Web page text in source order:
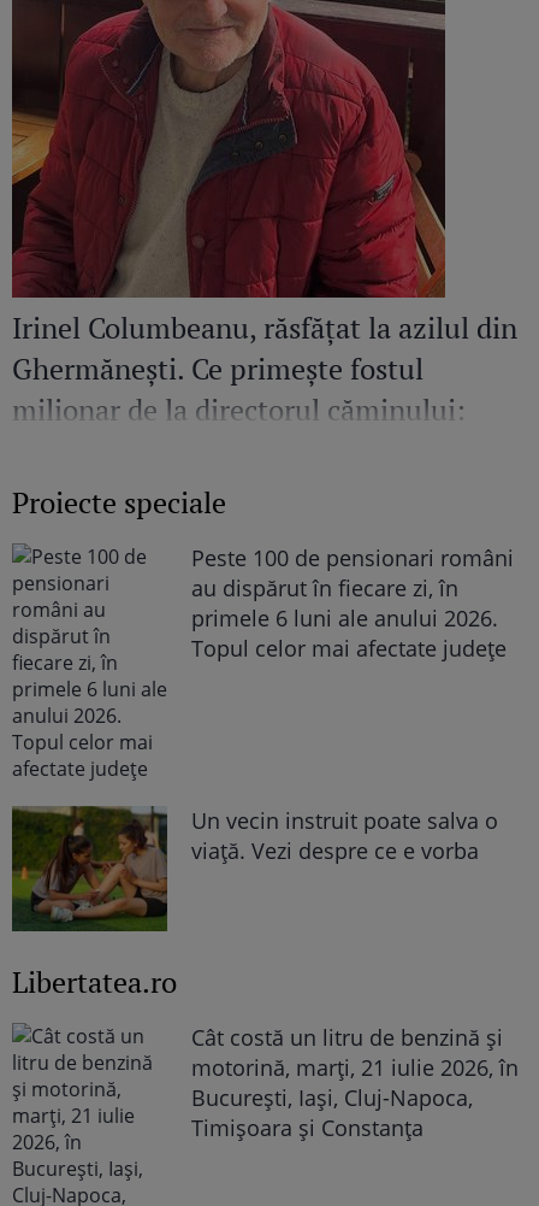
Irinel Columbeanu, răsfățat la azilul din
Ghermănești. Ce primește fostul
milionar de la directorul căminului:
Proiecte speciale
Peste 100 de pensionari români
au dispărut în fiecare zi, în
primele 6 luni ale anului 2026.
Topul celor mai afectate județe
Un vecin instruit poate salva o
viață. Vezi despre ce e vorba
Libertatea.ro
Cât costă un litru de benzină și
motorină, marți, 21 iulie 2026, în
București, Iași, Cluj-Napoca,
Timișoara și Constanța